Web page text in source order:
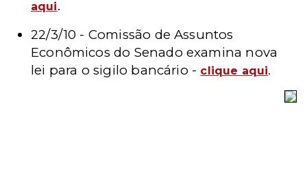
aqui.
22/3/10 - Comissão de Assuntos
Econômicos do Senado examina nova
lei para o sigilo bancário - clique aqui.